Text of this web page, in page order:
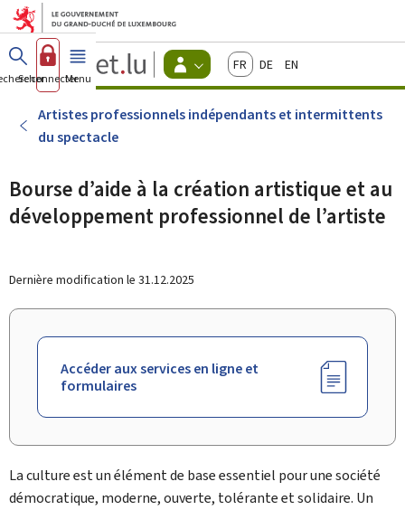
Aller au menu principal
Aller au contenu
Guichet.lu
Changer
d'espace
-
Menu
FrançaisDeutschEnglish
Se connecterMenu principal
Artistes professionnels indépendants et intermittents
du spectacle
Bourse d’aide à la création artistique et au
développement professionnel de l’artiste
Dernière modification le 31.12.2025
Accéder aux services en ligne et
formulaires
La culture est un élément de base essentiel pour une société
démocratique, moderne, ouverte, tolérante et solidaire. Un